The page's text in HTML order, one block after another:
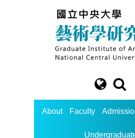
About Faculty